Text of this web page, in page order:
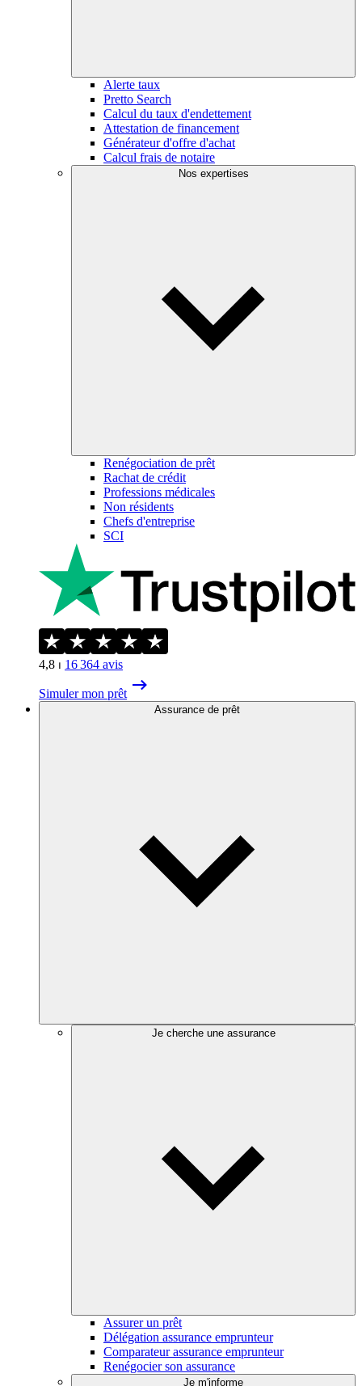
Alerte taux
Pretto Search
Calcul du taux d'endettement
Attestation de financement
Générateur d'offre d'achat
Calcul frais de notaire
Nos expertises
Renégociation de prêt
Rachat de crédit
Professions médicales
Non résidents
Chefs d'entreprise
SCI
4,8 ⏐ 16 364 avis
Simuler mon prêt
Assurance de prêt
Je cherche une assurance
Assurer un prêt
Délégation assurance emprunteur
Comparateur assurance emprunteur
Renégocier son assurance
Je m'informe